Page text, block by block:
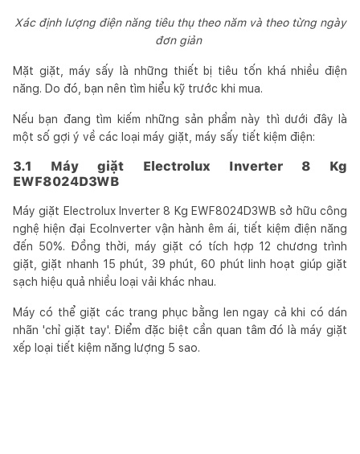
Xác định lượng điện năng tiêu thụ theo năm và theo từng ngày
đơn giản
Mặt giặt, máy sấy là những thiết bị tiêu tốn khá nhiều điện
năng. Do đó, bạn nên tìm hiểu kỹ trước khi mua.
Nếu bạn đang tìm kiếm những sản phẩm này thì dưới đây là
một số gợi ý về các loại máy giặt, máy sấy tiết kiệm điện:
3.1 Máy giặt Electrolux Inverter 8 Kg
EWF8024D3WB
Máy giặt Electrolux Inverter 8 Kg EWF8024D3WB sở hữu công
nghệ hiện đại EcoInverter vận hành êm ái, tiết kiệm điện năng
đến 50%. Đồng thời, máy giặt có tích hợp 12 chương trình
giặt, giặt nhanh 15 phút, 39 phút, 60 phút linh hoạt giúp giặt
sạch hiệu quả nhiều loại vải khác nhau.
Máy có thể giặt các trang phục bằng len ngay cả khi có dán
nhãn 'chỉ giặt tay'. Điểm đặc biệt cần quan tâm đó là máy giặt
xếp loại tiết kiệm năng lượng 5 sao.